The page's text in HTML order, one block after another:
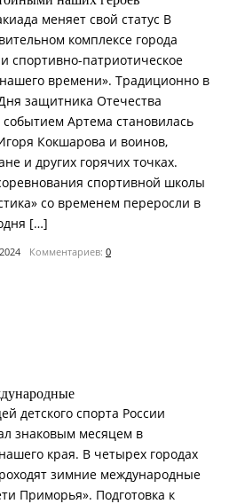
меняет свой статус В
комплексе города
спортивно-патриотическое
времени». Традиционно в
защитника Отечества
Артема становилась
Кокшарова и воинов,
и других горячих точках.
спортивной школы
со временем переросли в
[…]
Комментариев: 0
детского спорта России
знаковым месяцем в
края. В четырех городах
зимние международные
Приморья». Подготовка к